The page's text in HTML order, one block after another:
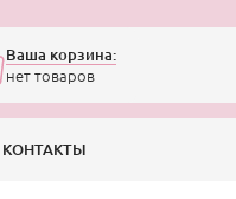
Ваша корзина:
нет товаров
КОНТАКТЫ